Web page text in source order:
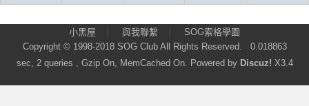
索
小黑屋 與我聯繫
SOG索格學園
Copyright © 1998-2018 SOG ClubAll Rights Reserved. 0.018863
sec, 2 queries , Gzip On, MemCached On. Powered by Discuz! X3.4